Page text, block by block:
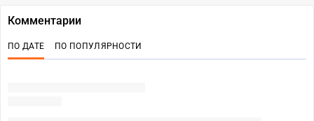
Комментарии
ПО ДАТЕ ПО ПОПУЛЯРНОСТИ